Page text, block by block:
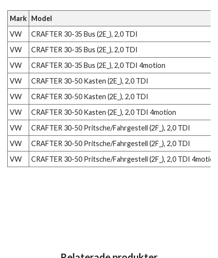
Mark Model
VW
CRAFTER 30-35 Bus (2E_), 2,0 TDI
VW
CRAFTER 30-35 Bus (2E_), 2,0 TDI
VW
CRAFTER 30-35 Bus (2E_), 2,0 TDI 4motion
VW
CRAFTER 30-50 Kasten (2E_), 2,0 TDI
VW
CRAFTER 30-50 Kasten (2E_), 2,0 TDI
VW
CRAFTER 30-50 Kasten (2E_), 2,0 TDI 4motion
VW
CRAFTER 30-50 Pritsche/Fahrgestell (2F_), 2,0 TDI
VW
CRAFTER 30-50 Pritsche/Fahrgestell (2F_), 2,0 TDI
VW
CRAFTER 30-50 Pritsche/Fahrgestell (2F_), 2,0 TDI 4motion